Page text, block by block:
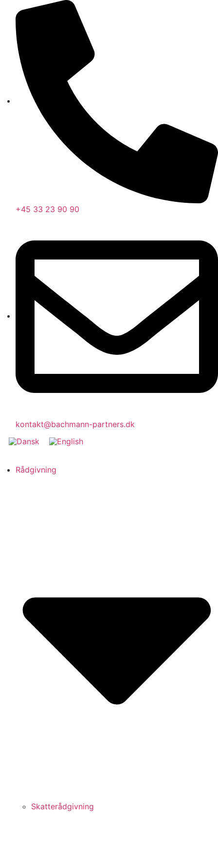
indhold
+45 33 23 90 90
kontakt@bachmann-partners.dk
Rådgivning
Skatterådgivning